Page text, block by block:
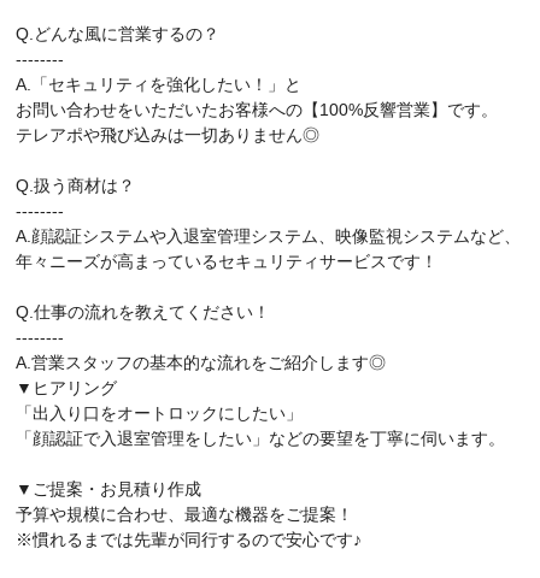
Q.どんな風に営業するの？
--------
A.「セキュリティを強化したい！」と
お問い合わせをいただいたお客様への【100%反響営業】です。
テレアポや飛び込みは一切ありません◎
Q.扱う商材は？
--------
A.顔認証システムや入退室管理システム、映像監視システムなど、
年々ニーズが高まっているセキュリティサービスです！
Q.仕事の流れを教えてください！
--------
A.営業スタッフの基本的な流れをご紹介します◎
▼ヒアリング
「出入り口をオートロックにしたい」
「顔認証で入退室管理をしたい」などの要望を丁寧に伺います。
▼ご提案・お見積り作成
予算や規模に合わせ、最適な機器をご提案！
※慣れるまでは先輩が同行するので安心です♪